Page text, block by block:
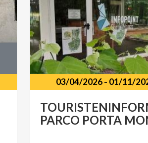
03/04/2026- 01/11/
PARCO PORTA